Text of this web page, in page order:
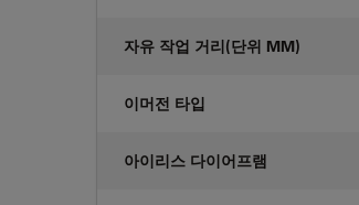
자유 작업 거리(단위 MM)
이머전 타입
아이리스 다이어프램